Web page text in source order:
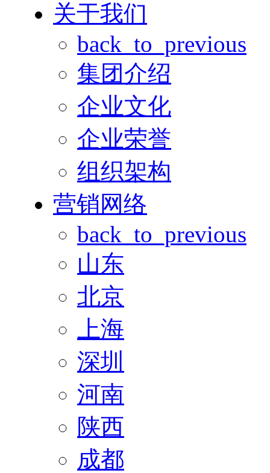
关于我们
back_to_previous
集团介绍
企业文化
企业荣誉
组织架构
营销网络
back_to_previous
山东
北京
上海
深圳
河南
陕西
成都